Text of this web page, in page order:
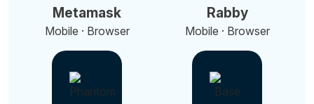
Metamask
Mobile · Browser
Rabby
Mobile · Browser